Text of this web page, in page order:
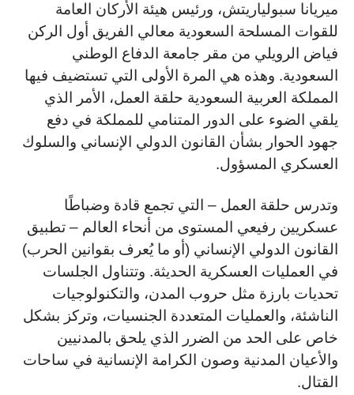
ميريانا سبولياريتش، ورئيس هيئة الأركان العامة
للقوات المسلحة السعودية معالي الفريق أول الركن
فياض الرويلي من مقر جامعة الدفاع الوطني
السعودية. وهذه هي المرة الأولى التي تستضيف فيها
المملكة العربية السعودية حلقة العمل، الأمر الذي
يلقي الضوء على الدور المتنامي للمملكة في دفع
جهود الحوار بشأن القانون الدولي الإنساني والسلوك
العسكري المسؤول.
وتدرس حلقة العمل – التي تجمع قادة وضباطًا
عسكريين رفيعي المستوى من أنحاء العالم – تطبيق
القانون الدولي الإنساني (أو ما يُعرف بقوانين الحرب)
في العمليات العسكرية الحديثة. وتتناول الجلسات
تحديات بارزة مثل حروب المدن، والتكنولوجيات
الناشئة، والعمليات المتعددة الجنسيات، وتركز بشكل
خاص على الحد من الضرر الذي يلحق بالمدنيين
والأعيان المدنية وصون الكرامة الإنسانية في ساحات
القتال.